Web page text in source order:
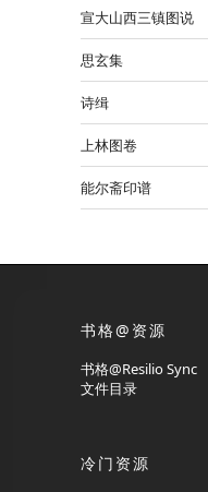
宣大山西三镇图说
思玄集
诗缉
上林图卷
能尔斋印谱
书格@资源
书格@Resilio Sync
文件目录
冷门资源